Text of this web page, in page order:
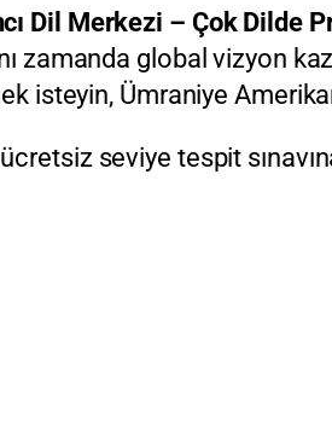
Dil Merkezi – Çok Dilde
zamanda global vizyon
isteyin, Ümraniye
seviye tespit